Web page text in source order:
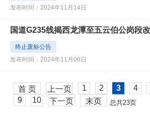
发布时间：2024年11月14日
终止废标公告
发布时间：2024年11月06日
首 页 上一页 1 2 3 4
9
10 下一页 末页 总共23页